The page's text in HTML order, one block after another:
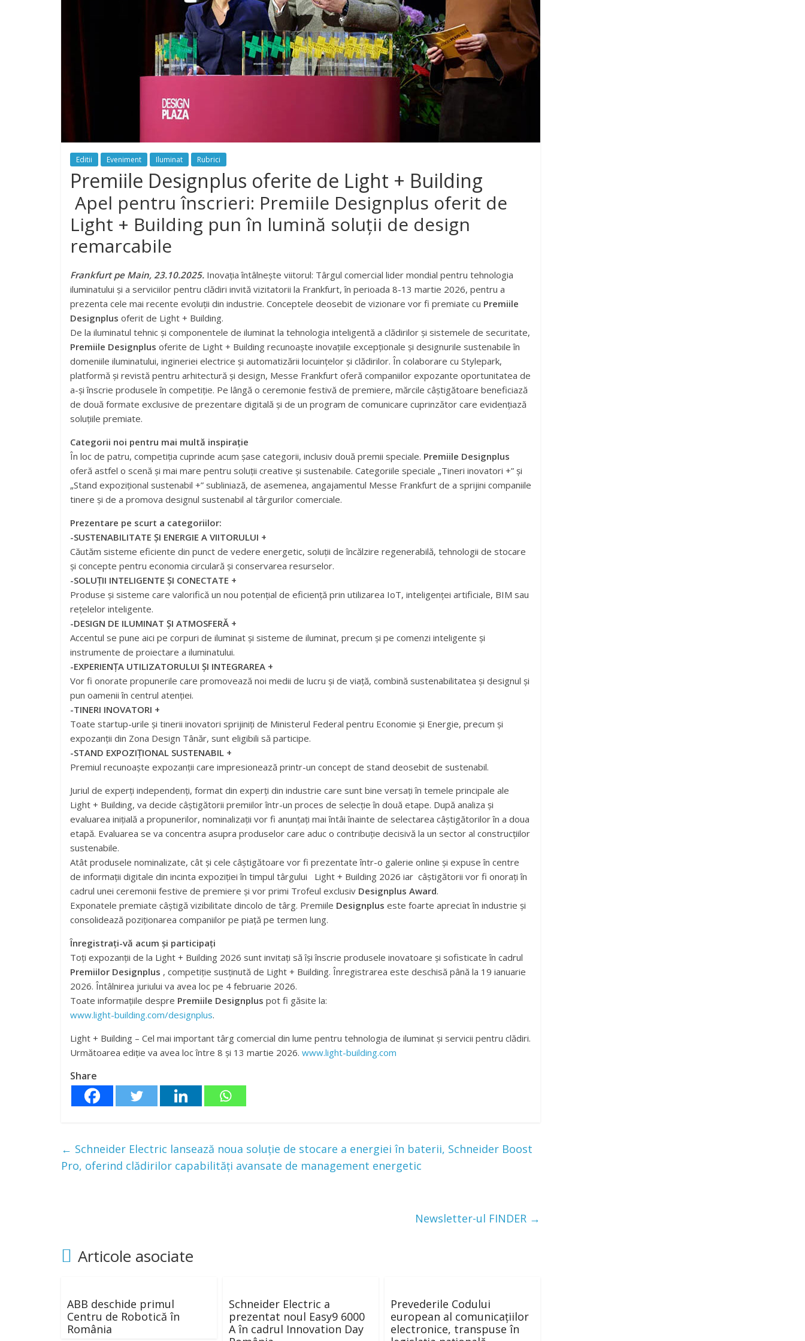
Editii Eveniment Iluminat Rubrici
Premiile Designplus oferite de Light + Building
Apel pentru înscrieri: Premiile Designplus oferit de
Light + Building pun în lumină soluții de design
remarcabile
Frankfurt pe Main, 23.10.2025. Inovația întâlnește viitorul: Târgul comercial lider mondial pentru tehnologia
iluminatului și a serviciilor pentru clădiri invită vizitatorii la Frankfurt, în perioada 8-13 martie 2026, pentru a
prezenta cele mai recente evoluții din industrie. Conceptele deosebit de vizionare vor fi premiate cu Premiile
Designplus oferit de Light + Building.
De la iluminatul tehnic și componentele de iluminat la tehnologia inteligentă a clădirilor și sistemele de securitate,
Premiile Designplus oferite de Light + Building recunoaște inovațiile excepționale și designurile sustenabile în
domeniile iluminatului, ingineriei electrice și automatizării locuințelor și clădirilor. În colaborare cu Stylepark,
platformă și revistă pentru arhitectură și design, Messe Frankfurt oferă companiilor expozante oportunitatea de
a-și înscrie produsele în competiție. Pe lângă o ceremonie festivă de premiere, mărcile câștigătoare beneficiază
de două formate exclusive de prezentare digitală și de un program de comunicare cuprinzător care evidențiază
soluțiile premiate.
Categorii noi pentru mai multă inspirație
În loc de patru, competiția cuprinde acum șase categorii, inclusiv două premii speciale. Premiile Designplus
oferă astfel o scenă și mai mare pentru soluții creative și sustenabile. Categoriile speciale „Tineri inovatori +” și
„Stand expozițional sustenabil +” subliniază, de asemenea, angajamentul Messe Frankfurt de a sprijini companiile
tinere și de a promova designul sustenabil al târgurilor comerciale.
Prezentare pe scurt a categoriilor:
-SUSTENABILITATE ȘI ENERGIE A VIITORULUI +
Căutăm sisteme eficiente din punct de vedere energetic, soluții de încălzire regenerabilă, tehnologii de stocare
și concepte pentru economia circulară și conservarea resurselor.
-SOLUȚII INTELIGENTE ȘI CONECTATE +
Produse și sisteme care valorifică un nou potențial de eficiență prin utilizarea IoT, inteligenței artificiale, BIM sau
rețelelor inteligente.
-DESIGN DE ILUMINAT ȘI ATMOSFERĂ +
Accentul se pune aici pe corpuri de iluminat și sisteme de iluminat, precum și pe comenzi inteligente și
instrumente de proiectare a iluminatului.
-EXPERIENȚA UTILIZATORULUI ȘI INTEGRAREA +
Vor fi onorate propunerile care promovează noi medii de lucru și de viață, combină sustenabilitatea și designul și
pun oamenii în centrul atenției.
-TINERI INOVATORI +
Toate startup-urile și tinerii inovatori sprijiniți de Ministerul Federal pentru Economie și Energie, precum și
expozanții din Zona Design Tânăr, sunt eligibili să participe.
-STAND EXPOZIȚIONAL SUSTENABIL +
Premiul recunoaște expozanții care impresionează printr-un concept de stand deosebit de sustenabil.
Juriul de experți independenți, format din experți din industrie care sunt bine versați în temele principale ale
Light + Building, va decide câștigătorii premiilor într-un proces de selecție în două etape. După analiza și
evaluarea inițială a propunerilor, nominalizații vor fi anunțați mai întâi înainte de selectarea câștigătorilor în a doua
etapă. Evaluarea se va concentra asupra produselor care aduc o contribuție decisivă la un sector al construcțiilor
sustenabile.
Atât produsele nominalizate, cât și cele câștigătoare vor fi prezentate într-o galerie online și expuse în centre
de informații digitale din incinta expoziției în timpul târgului Light + Building 2026 iar câștigătorii vor fi onorați în
cadrul unei ceremonii festive de premiere și vor primi Trofeul exclusiv Designplus Award.
Exponatele premiate câștigă vizibilitate dincolo de târg. Premiile Designplus este foarte apreciat în industrie și
consolidează poziționarea companiilor pe piață pe termen lung.
Înregistrați-vă acum și participați
Toți expozanții de la Light + Building 2026 sunt invitați să își înscrie produsele inovatoare și sofisticate în cadrul
Premiilor Designplus , competiție susținută de Light + Building. Înregistrarea este deschisă până la 19 ianuarie
2026. Întâlnirea juriului va avea loc pe 4 februarie 2026.
Toate informațiile despre Premiile Designplus pot fi găsite la:
www.light-building.com/designplus.
Light + Building – Cel mai important târg comercial din lume pentru tehnologia de iluminat și servicii pentru clădiri.
Următoarea ediție va avea loc între 8 și 13 martie 2026. www.light-building.com
Share
← Schneider Electric lansează noua soluție de stocare a energiei în baterii, Schneider Boost
Pro, oferind clădirilor capabilități avansate de management energetic
Newsletter-ul FINDER →
Articole asociate
ABB deschide primul
Centru de Robotică în
România
Schneider Electric a
prezentat noul Easy9 6000
A în cadrul Innovation Day
Prevederile Codului
european al comunicațiilor
electronice, transpuse în